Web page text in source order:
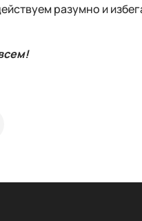
разумно и